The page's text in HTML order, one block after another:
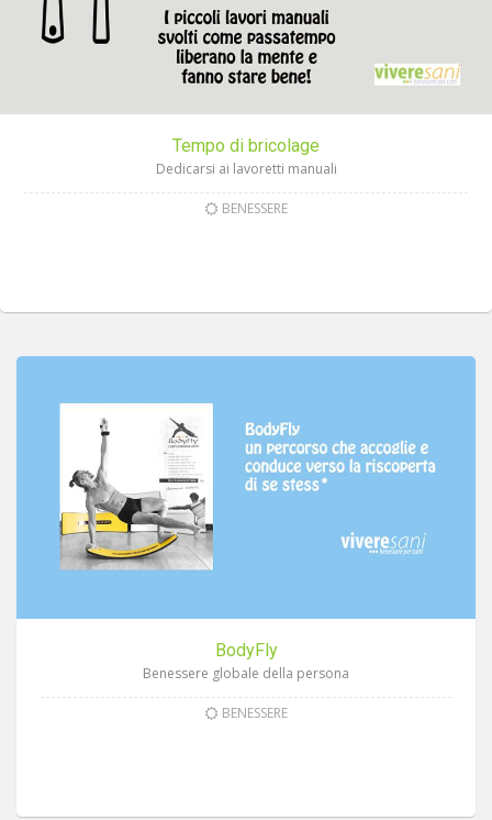
Tempo di bricolage
Dedicarsi ai lavoretti manuali
BENESSERE
BodyFly
Benessere globale della persona
BENESSERE